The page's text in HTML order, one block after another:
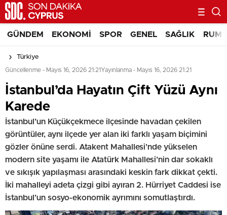
GÜNDEM EKONOMI SPOR GENEL SAĞLIK RUM
Türkiye
Güncellenme - Mayıs 16, 2026 21:21Yayınlanma - Mayıs 16, 2026 21:21
İstanbul’da Hayatın Çift Yüzü Aynı
Karede
İstanbul’un Küçükçekmece ilçesinde havadan çekilen
görüntüler, aynı ilçede yer alan iki farklı yaşam biçimini
gözler önüne serdi. Atakent Mahallesi’nde yükselen
modern site yaşamı ile Atatürk Mahallesi’nin dar sokaklı
ve sıkışık yapılaşması arasındaki keskin fark dikkat çekti.
İki mahalleyi adeta çizgi gibi ayıran 2. Hürriyet Caddesi ise
İstanbul’un sosyo-ekonomik ayrımını somutlaştırdı.